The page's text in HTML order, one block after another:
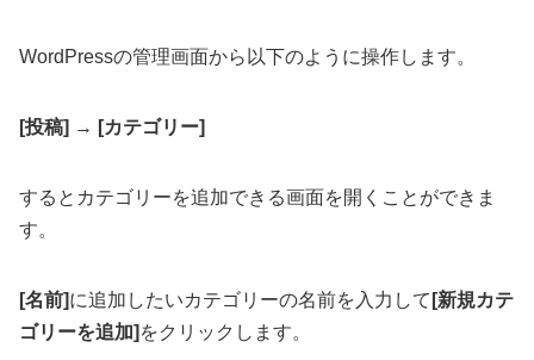
WordPressの管理画面から以下のように操作します。
[投稿] → [カテゴリー]
するとカテゴリーを追加できる画面を開くことができま
す。
[名前]に追加したいカテゴリーの名前を入力して [新規カテ
ゴリーを追加] をクリックします。